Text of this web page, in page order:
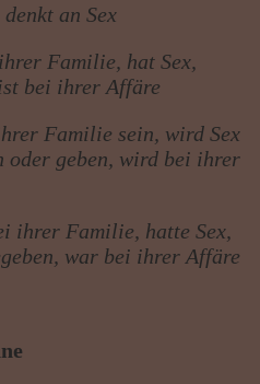
an Sex
Familie, hat Sex,
bei ihrer Affäre
Familie sein, wird Sex
geben, wird bei ihrer
ihrer Familie, hatte Sex,
war bei ihrer Affäre